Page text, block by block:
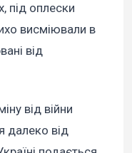
під оплески
висміювали в
від
від війни
далеко від